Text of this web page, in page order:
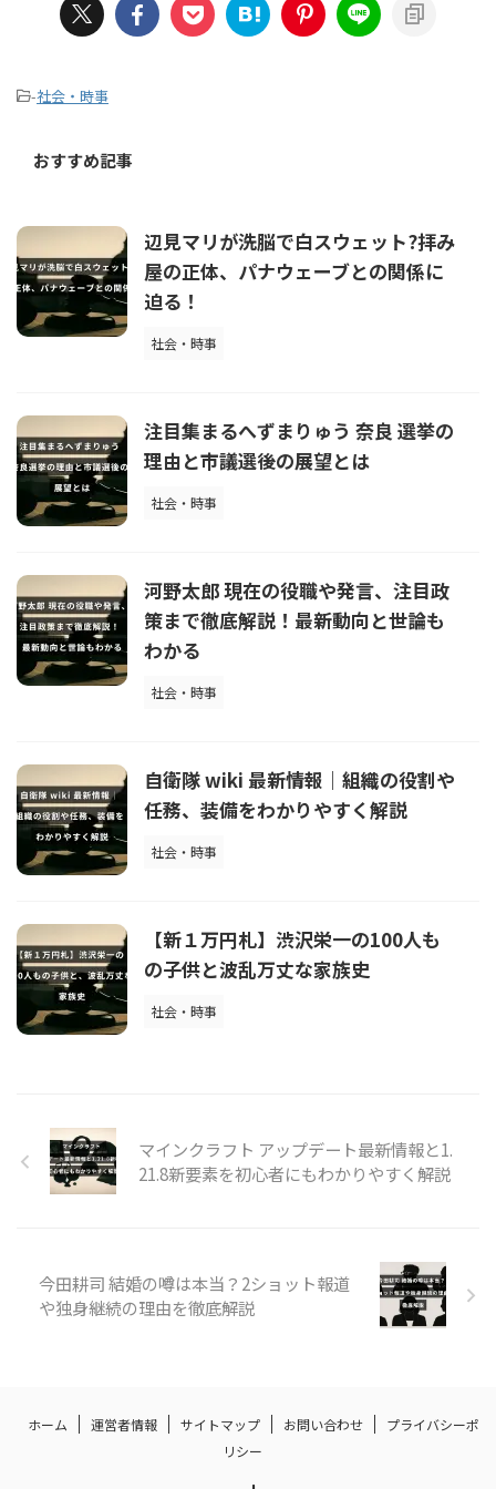
-社会・時事
おすすめ記事
辺見マリが洗脳で白スウェット?拝み
屋の正体、パナウェーブとの関係に
迫る！
社会・時事
注目集まるへずまりゅう 奈良 選挙の
理由と市議選後の展望とは
社会・時事
河野太郎 現在の役職や発言、注目政
策まで徹底解説！最新動向と世論も
わかる
社会・時事
自衛隊 wiki 最新情報｜組織の役割や
任務、装備をわかりやすく解説
社会・時事
【新１万円札】渋沢栄一の100人も
の子供と波乱万丈な家族史
社会・時事
マインクラフト アップデート最新情報と1.
21.8新要素を初心者にもわかりやすく解説
今田耕司 結婚の噂は本当？2ショット報道
や独身継続の理由を徹底解説
ホーム 運営者情報 サイトマップ お問い合わせ
プライバシーポ
リシー